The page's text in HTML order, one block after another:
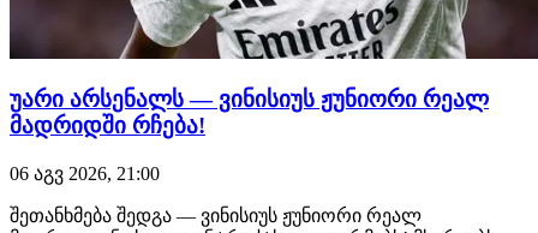
უარი არსენალს — ვინისიუს ჟუნიორი რეალ
მადრიდში რჩება!
06 აგვ 2026, 21:00
შეთანხმება შედგა — ვინისიუს ჟუნიორი რეალ